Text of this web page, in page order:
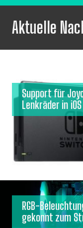
Aktuelle
Support für
Lenkräder in
RGB-
gekonnt zum